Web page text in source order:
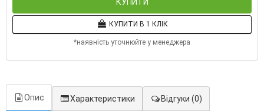
КУПИТИ
КУПИТИ В 1 КЛІК
*наявність уточнюйте у менеджера
Опис Характеристики Відгуки (0)